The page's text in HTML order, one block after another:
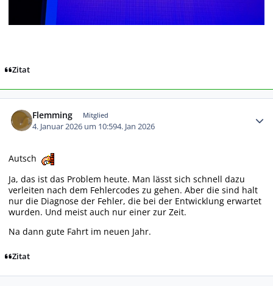
Zitat
Flemming Mitglied
4. Januar 2026 um 10:594. Jan 2026
Autsch
Ja, das ist das Problem heute. Man lässt sich schnell dazu
verleiten nach dem Fehlercodes zu gehen. Aber die sind halt
nur die Diagnose der Fehler, die bei der Entwicklung erwartet
wurden. Und meist auch nur einer zur Zeit.
Na dann gute Fahrt im neuen Jahr.
Zitat